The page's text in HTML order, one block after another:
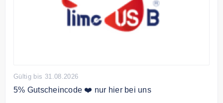
Gültig bis 31.08.2026
5% Gutscheincode ❤️ nur hier bei uns